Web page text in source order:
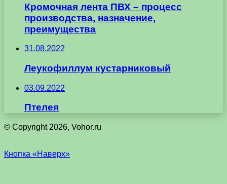
Кромочная лента ПВХ – процесс
производства, назначение,
преимущества
31.08.2022
Леукофиллум кустарниковый
03.09.2022
Птелея
© Copyright 2026, Vohor.ru
Кнопка «Наверх»